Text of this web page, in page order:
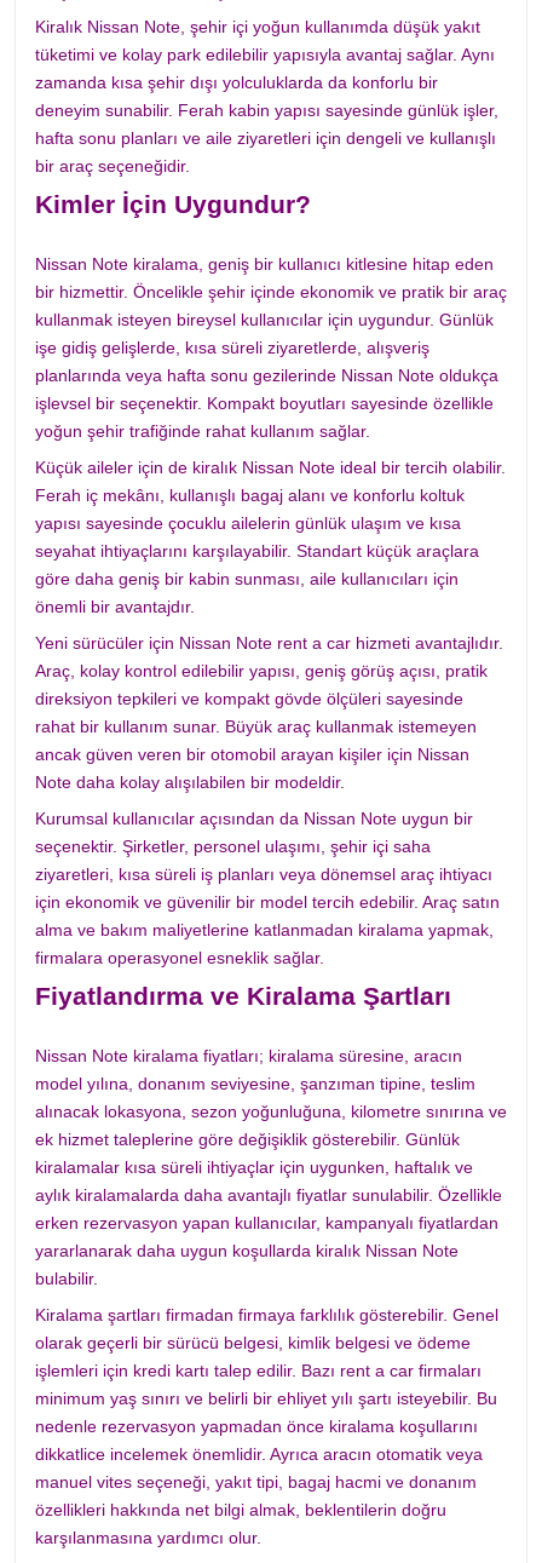
Kiralık Nissan Note, şehir içi yoğun kullanımda düşük yakıt
tüketimi ve kolay park edilebilir yapısıyla avantaj sağlar. Aynı
zamanda kısa şehir dışı yolculuklarda da konforlu bir
deneyim sunabilir. Ferah kabin yapısı sayesinde günlük işler,
hafta sonu planları ve aile ziyaretleri için dengeli ve kullanışlı
bir araç seçeneğidir.
Kimler İçin Uygundur?
Nissan Note kiralama, geniş bir kullanıcı kitlesine hitap eden
bir hizmettir. Öncelikle şehir içinde ekonomik ve pratik bir araç
kullanmak isteyen bireysel kullanıcılar için uygundur. Günlük
işe gidiş gelişlerde, kısa süreli ziyaretlerde, alışveriş
planlarında veya hafta sonu gezilerinde Nissan Note oldukça
işlevsel bir seçenektir. Kompakt boyutları sayesinde özellikle
yoğun şehir trafiğinde rahat kullanım sağlar.
Küçük aileler için de kiralık Nissan Note ideal bir tercih olabilir.
Ferah iç mekânı, kullanışlı bagaj alanı ve konforlu koltuk
yapısı sayesinde çocuklu ailelerin günlük ulaşım ve kısa
seyahat ihtiyaçlarını karşılayabilir. Standart küçük araçlara
göre daha geniş bir kabin sunması, aile kullanıcıları için
önemli bir avantajdır.
Yeni sürücüler için Nissan Note rent a car hizmeti avantajlıdır.
Araç, kolay kontrol edilebilir yapısı, geniş görüş açısı, pratik
direksiyon tepkileri ve kompakt gövde ölçüleri sayesinde
rahat bir kullanım sunar. Büyük araç kullanmak istemeyen
ancak güven veren bir otomobil arayan kişiler için Nissan
Note daha kolay alışılabilen bir modeldir.
Kurumsal kullanıcılar açısından da Nissan Note uygun bir
seçenektir. Şirketler, personel ulaşımı, şehir içi saha
ziyaretleri, kısa süreli iş planları veya dönemsel araç ihtiyacı
için ekonomik ve güvenilir bir model tercih edebilir. Araç satın
alma ve bakım maliyetlerine katlanmadan kiralama yapmak,
firmalara operasyonel esneklik sağlar.
Fiyatlandırma ve Kiralama Şartları
Nissan Note kiralama fiyatları; kiralama süresine, aracın
model yılına, donanım seviyesine, şanzıman tipine, teslim
alınacak lokasyona, sezon yoğunluğuna, kilometre sınırına ve
ek hizmet taleplerine göre değişiklik gösterebilir. Günlük
kiralamalar kısa süreli ihtiyaçlar için uygunken, haftalık ve
aylık kiralamalarda daha avantajlı fiyatlar sunulabilir. Özellikle
erken rezervasyon yapan kullanıcılar, kampanyalı fiyatlardan
yararlanarak daha uygun koşullarda kiralık Nissan Note
bulabilir.
Kiralama şartları firmadan firmaya farklılık gösterebilir. Genel
olarak geçerli bir sürücü belgesi, kimlik belgesi ve ödeme
işlemleri için kredi kartı talep edilir. Bazı rent a car firmaları
minimum yaş sınırı ve belirli bir ehliyet yılı şartı isteyebilir. Bu
nedenle rezervasyon yapmadan önce kiralama koşullarını
dikkatlice incelemek önemlidir. Ayrıca aracın otomatik veya
manuel vites seçeneği, yakıt tipi, bagaj hacmi ve donanım
özellikleri hakkında net bilgi almak, beklentilerin doğru
karşılanmasına yardımcı olur.